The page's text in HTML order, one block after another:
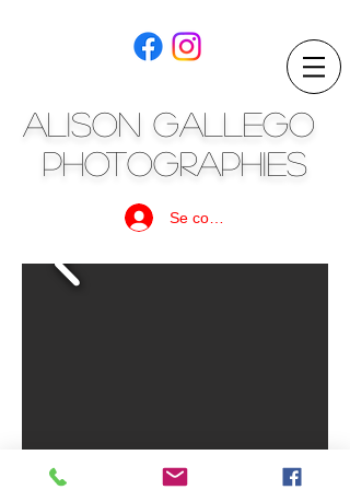
ALISON GALLEGO
PHOTOGRAPHIES
Se connecter